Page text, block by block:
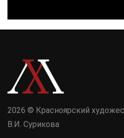
2026 © Красноярский
В.И. Сурикова